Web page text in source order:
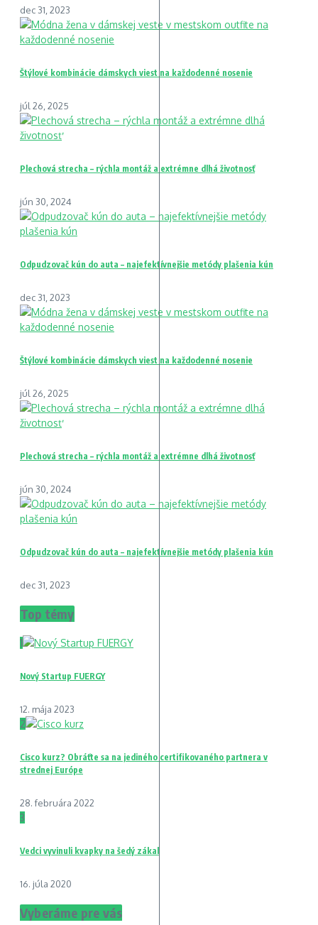
dec 31, 2023
Štýlové kombinácie dámskych viest na každodenné nosenie
júl 26, 2025
Plechová strecha – rýchla montáž a extrémne dlhá životnosť
jún 30, 2024
Odpudzovač kún do auta – najefektívnejšie metódy plašenia kún
dec 31, 2023
Štýlové kombinácie dámskych viest na každodenné nosenie
júl 26, 2025
Plechová strecha – rýchla montáž a extrémne dlhá životnosť
jún 30, 2024
Odpudzovač kún do auta – najefektívnejšie metódy plašenia kún
dec 31, 2023
Top témy
1
Nový Startup FUERGY
12. mája 2023
2
Cisco kurz? Obráťte sa na jediného certifikovaného partnera v
strednej Európe
28. februára 2022
3
Vedci vyvinuli kvapky na šedý zákal
16. júla 2020
Vyberáme pre vás